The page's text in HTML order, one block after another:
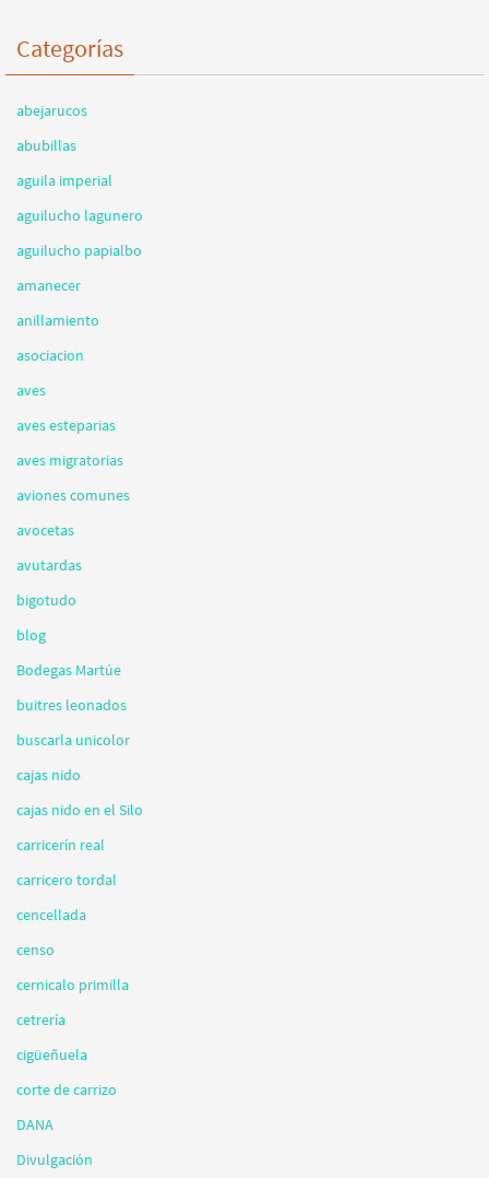
Categorías
abejarucos
abubillas
aguila imperial
aguilucho lagunero
aguilucho papialbo
amanecer
anillamiento
asociacion
aves
aves esteparias
aves migratorias
aviones comunes
avocetas
avutardas
bigotudo
blog
Bodegas Martúe
buitres leonados
buscarla unicolor
cajas nido
cajas nido en el Silo
carricerín real
carricero tordal
cencellada
censo
cernicalo primilla
cetrería
cigüeñuela
corte de carrizo
DANA
Divulgación